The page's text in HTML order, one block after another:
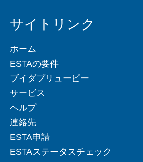
サイトリンク
ホーム
ESTAの要件
ブイダブリューピー
サービス
ヘルプ
連絡先
ESTA申請
ESTAステータスチェック